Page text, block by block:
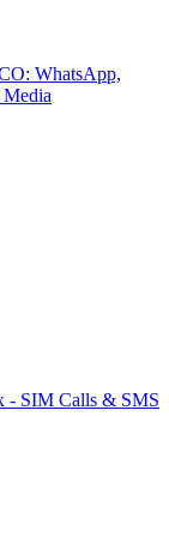
WhatsApp,
- SIM Calls & SMS